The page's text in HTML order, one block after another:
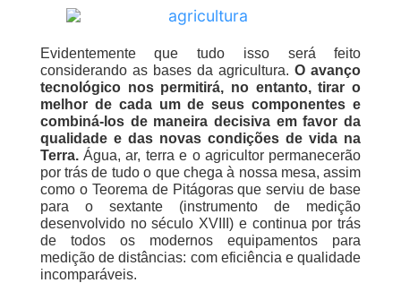
Evidentemente que tudo isso será feito
considerando as bases da agricultura.O avanço
tecnológico nos permitirá, no entanto, tirar o
melhor de cada um de seus componentes e
combiná-los de maneira decisiva em favor da
qualidade e das novas condições de vida na
Terra.Água, ar, terra e o agricultor permanecerão
por trás de tudo o que chega à nossa mesa, assim
como o Teorema de Pitágoras que serviu de base
para o sextante (instrumento de medição
desenvolvido no século XVIII) e continua por trás
de todos os modernos equipamentos para
medição de distâncias: com eficiência e qualidade
incomparáveis.